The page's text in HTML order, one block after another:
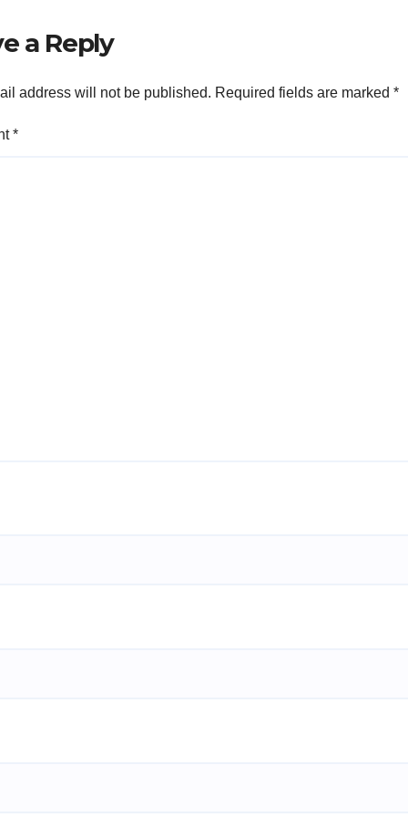
a Reply
address will not be published. Required fields are marked *
*